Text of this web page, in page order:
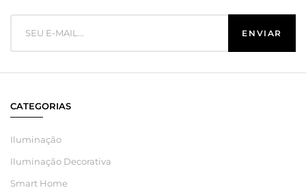
CATEGORIAS
Iluminação
Iluminação Decorativa
Smart Home